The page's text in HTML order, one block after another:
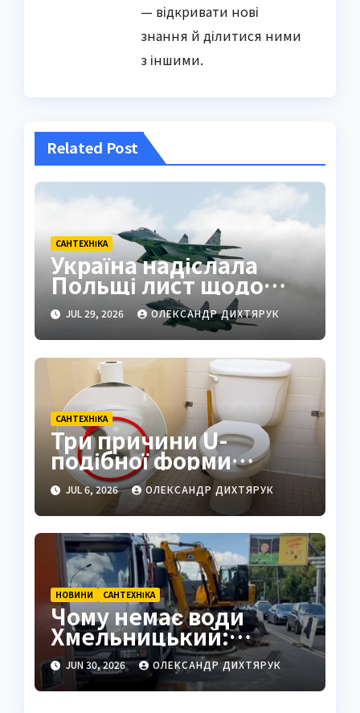
— відкривати нові
знання й ділитися ними
з іншими.
Related Post
САНТЕХНІКА
Україна надіслала
Польщі лист щодо
МіГ-29: переговори
зрушили
JUL 29, 2026 ОЛЕКСАНДР ДИХТЯРУК
САНТЕХНІКА
Три причини U-
подібної форми
сидінь у громадських
туалетах
JUL 6, 2026 ОЛЕКСАНДР ДИХТЯРУК
НОВИНИ САНТЕХНІКА
Чому немає води
Хмельницький:
причини частих
відключень та
перспективи
JUN 30, 2026 ОЛЕКСАНДР ДИХТЯРУК